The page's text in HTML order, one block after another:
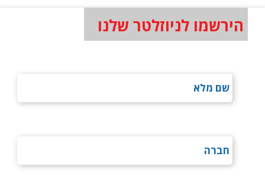
הירשמו לניוזלטר שלנו